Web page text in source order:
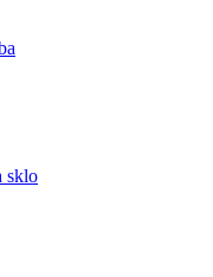
sklo